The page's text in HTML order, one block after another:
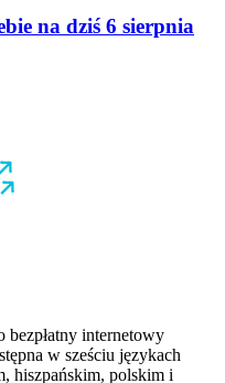
na dziś 6 sierpnia
internetowy
w sześciu językach
hiszpańskim, polskim i